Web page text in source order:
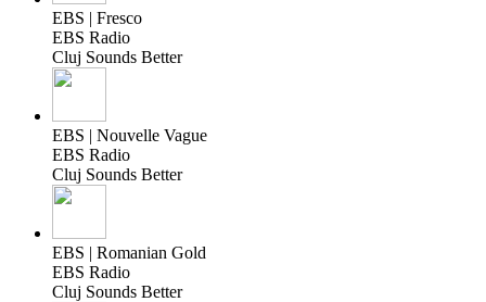
EBS | Fresco
EBS Radio
Cluj Sounds Better
EBS | Nouvelle Vague
EBS Radio
Cluj Sounds Better
EBS | Romanian Gold
EBS Radio
Cluj Sounds Better